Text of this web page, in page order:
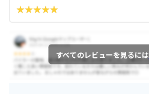
すべてのレビューを見るには